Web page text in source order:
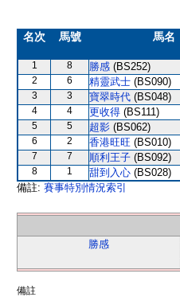
名次 馬號 馬名
1 8 勝感 (BS252)
2 6 精靈武士 (BS090)
3 3 寶翠時代 (BS048)
4 4 更收得 (BS111)
5 5 超影 (BS062)
6 2 香港旺旺 (BS010)
7 7 順利王子 (BS092)
8 1 甜到入心 (BS028)
備註: 賽事特別情況索引
勝感
備註